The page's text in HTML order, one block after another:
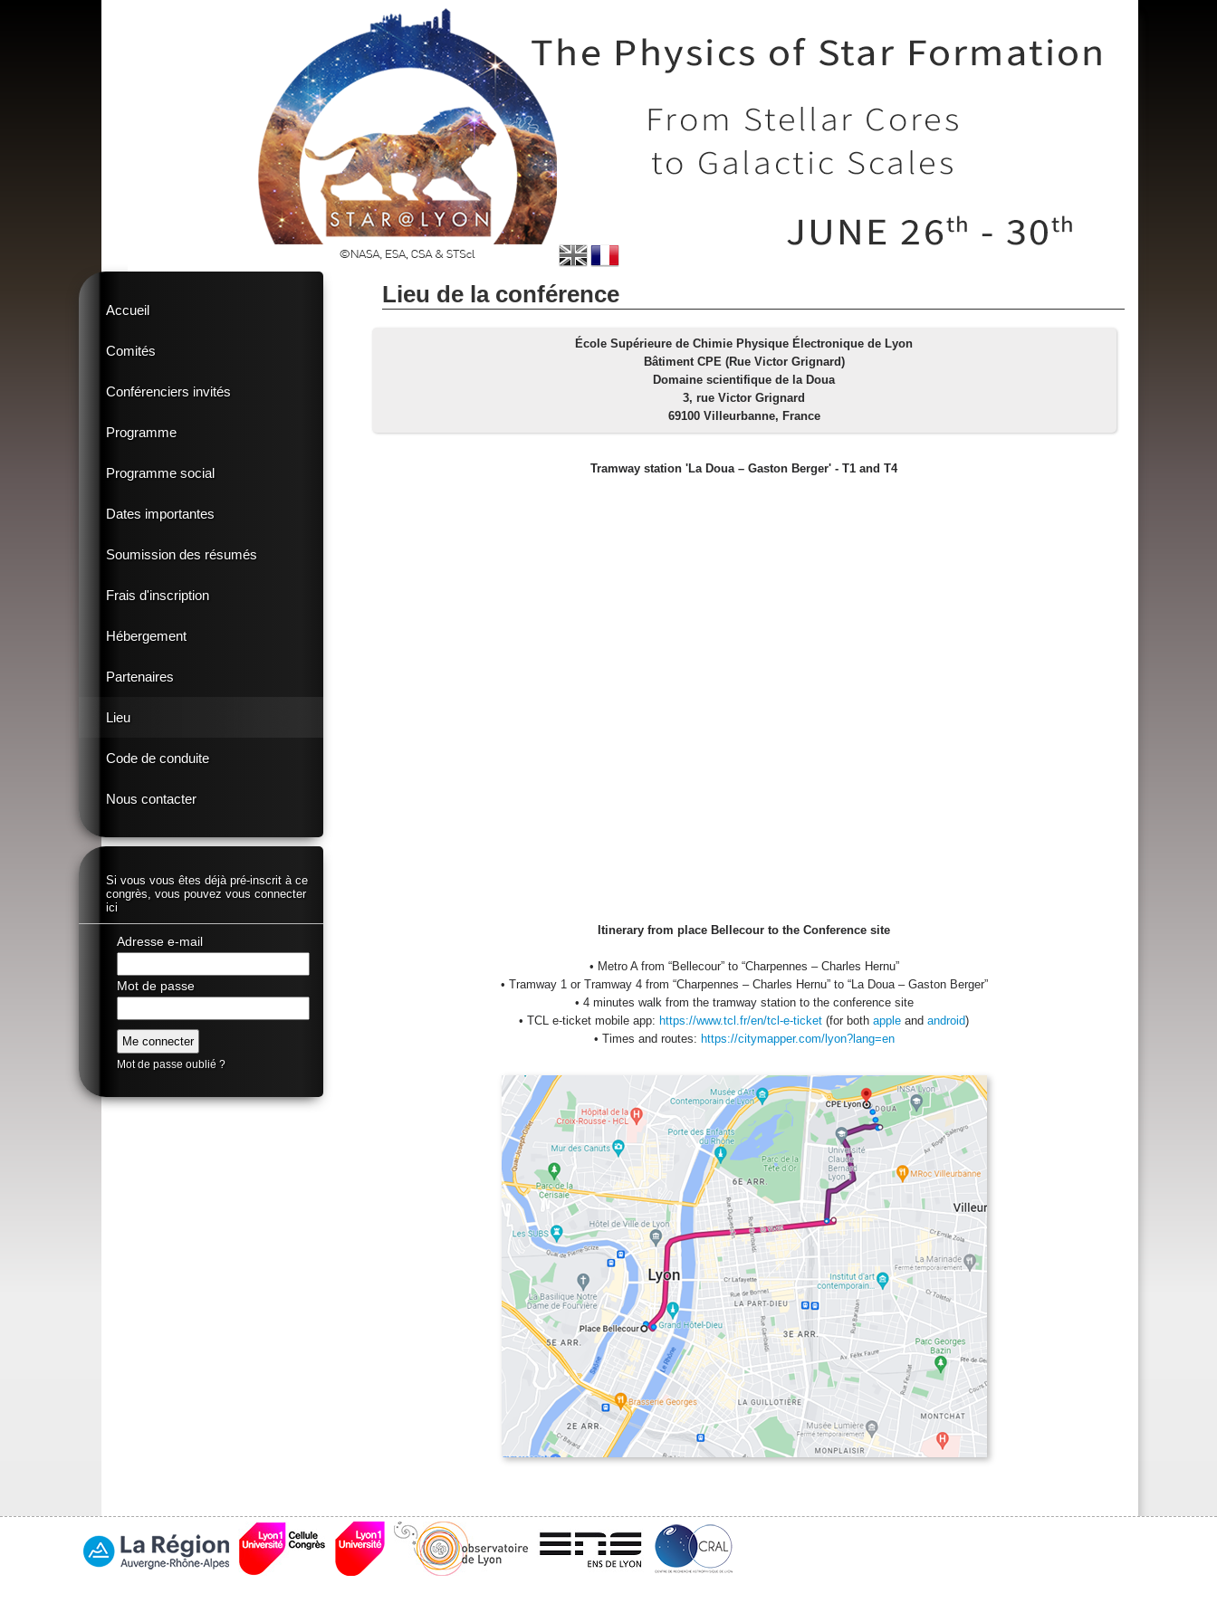
Accueil
Comités
Conférenciers invités
Programme
Programme social
Dates importantes
Soumission des résumés
Frais d'inscription
Hébergement
Partenaires
Lieu
Code de conduite
Nous contacter
Si vous vous êtes déjà pré-inscrit à ce
congrès, vous pouvez vous connecter
ici
Mot de passe oublié ?
Adresse e-mail
Mot de passe
Lieu de la conférence
École Supérieure de Chimie Physique Électronique de Lyon
Bâtiment CPE (Rue Victor Grignard)
Domaine scientifique de la Doua
3, rue Victor Grignard
69100 Villeurbanne, France
Tramway station 'La Doua – Gaston Berger' - T1 and T4
Itinerary from place Bellecour to the Conference site
• Metro A from “Bellecour” to “Charpennes – Charles Hernu”
• Tramway 1 or Tramway 4 from “Charpennes – Charles Hernu” to “La Doua – Gaston Berger”
• 4 minutes walk from the tramway station to the conference site
• TCL e-ticket mobile app: https://www.tcl.fr/en/tcl-e-ticket (for bothapple andandroid)
• Times and routes: https://citymapper.com/lyon?lang=en